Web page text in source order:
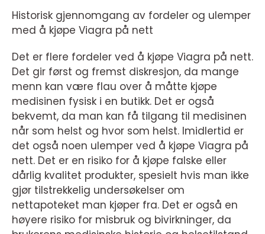
Historisk gjennomgang av fordeler og ulemper
med å kjøpe Viagra på nett
Det er flere fordeler ved å kjøpe Viagra på nett.
Det gir først og fremst diskresjon, da mange
menn kan være flau over å måtte kjøpe
medisinen fysisk i en butikk. Det er også
bekvemt, da man kan få tilgang til medisinen
når som helst og hvor som helst. Imidlertid er
det også noen ulemper ved å kjøpe Viagra på
nett. Det er en risiko for å kjøpe falske eller
dårlig kvalitet produkter, spesielt hvis man ikke
gjør tilstrekkelig undersøkelser om
nettapoteket man kjøper fra. Det er også en
høyere risiko for misbruk og bivirkninger, da